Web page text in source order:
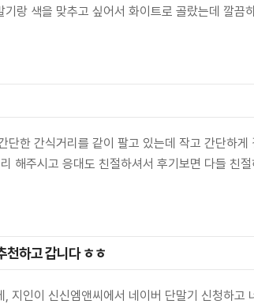
랑 색을 맞추고 싶어서 화이트로 골랐는데 깔
단한 간식거리를 같이 팔고 있는데 작고 간단하
해주시고 응대도 친절하셔서 후기보면 다들 친
천하고 갑니다 ㅎㅎ
지인이 신신엠앤씨에서 네이버 단말기 신청하